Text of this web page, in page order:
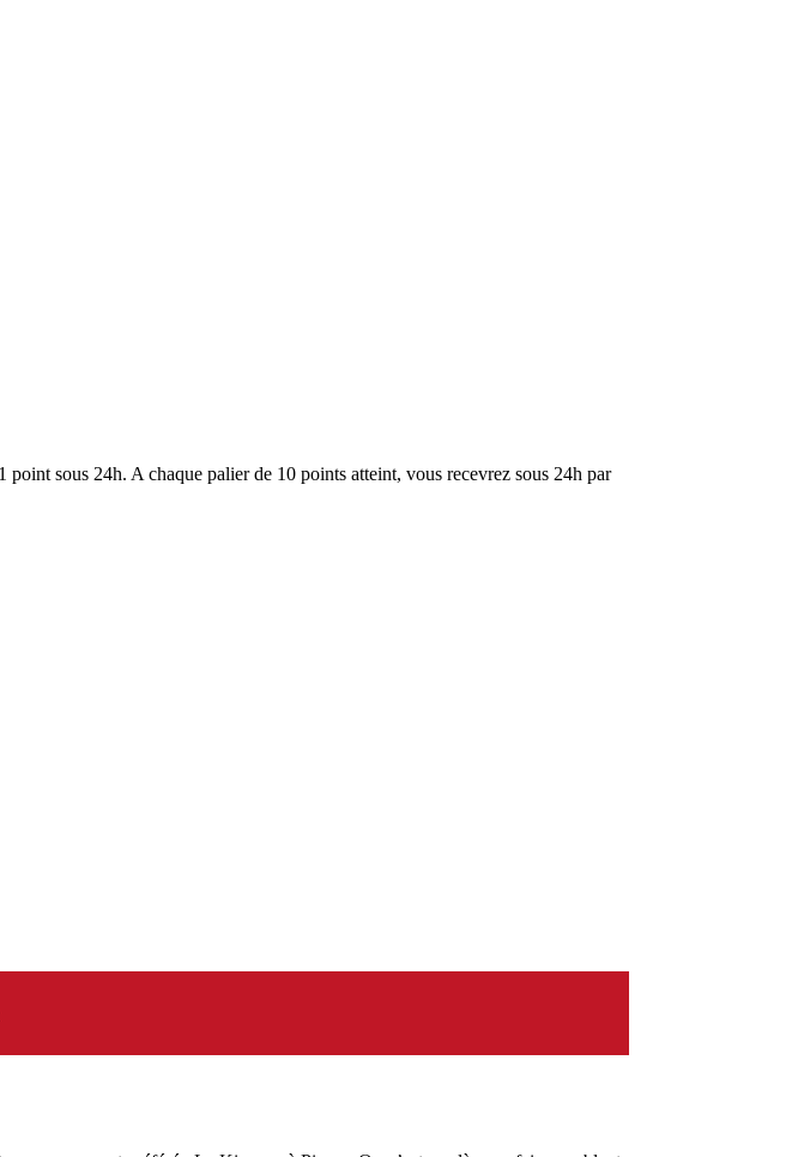
sous 24h. A chaque palier de 10 points atteint, vous recevrez sous 24h par